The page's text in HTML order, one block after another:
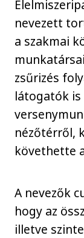
nevezett
a szakmai
zsűrizés
látogatók
nézőtérről,
követhette
A nevezők
hogy az
illetve